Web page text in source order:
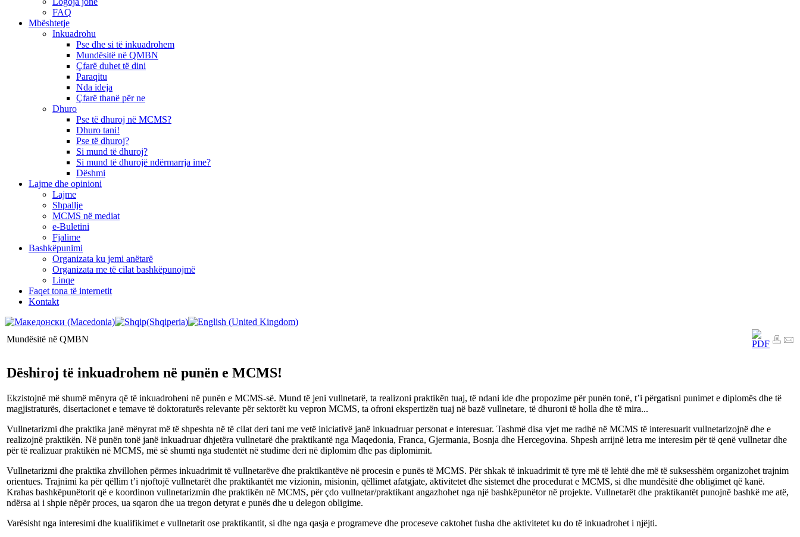
FAQ
Mbështetje
Inkuadrohu
Pse dhe si të inkuadrohem
Mundësitë në QMBN
Çfarë duhet të dini
Paraqitu
Nda ideja
Çfarë thanë për ne
Dhuro
Pse të dhuroj në MCMS?
Dhuro tani!
Pse të dhuroj?
Si mund të dhuroj?
Si mund të dhurojë ndërmarrja ime?
Dëshmi
Lajme dhe opinioni
Lajme
Shpallje
MCMS në mediat
e-Buletini
Fjalime
Bashkëpunimi
Organizata ku jemi anëtarë
Organizata me të cilat bashkëpunojmë
Linqe
Faqet tona të internetit
Kontakt
Mundësitë në QMBN
Dëshiroj të inkuadrohem në punën e MCMS!
Ekzistojnë më shumë mënyra që të inkuadroheni në punën e MCMS-së. Mund të jeni vullnetarë, ta realizoni praktikën tuaj, të ndani ide dhe propozime për punën tonë, t’i përgatisni punimet e diplomës dhe të
magjistraturës, disertacionet e temave të doktoraturës relevante për sektorët ku vepron MCMS, ta ofroni ekspertizën tuaj në bazë vullnetare, të dhuroni të holla dhe të mira...
Vullnetarizmi dhe praktika janë mënyrat më të shpeshta në të cilat deri tani me vetë iniciativë janë inkuadruar personat e interesuar. Tashmë disa vjet me radhë në MCMS të interesuarit vullnetarizojnë dhe e
realizojnë praktikën. Në punën tonë janë inkuadruar dhjetëra vullnetarë dhe praktikantë nga Maqedonia, Franca, Gjermania, Bosnja dhe Hercegovina. Shpesh arrijnë letra me interesim për të qenë vullnetar dhe
për të realizuar praktikën në MCMS, më së shumti nga studentët në studime deri në diplomim dhe pas diplomimit.
Vullnetarizmi dhe praktika zhvillohen përmes inkuadrimit të vullnetarëve dhe praktikantëve në procesin e punës të MCMS. Për shkak të inkuadrimit të tyre më të lehtë dhe më të suksesshëm organizohet trajnim
orientues. Trajnimi ka për qëllim t’i njoftojë vullnetarët dhe praktikantët me vizionin, misionin, qëllimet afatgjate, aktivitetet dhe sistemet dhe procedurat e MCMS, si dhe mundësitë dhe obligimet që kanë.
Krahas bashkëpunëtorit që e koordinon vullnetarizmin dhe praktikën në MCMS, për çdo vullnetar/praktikant angazhohet nga një bashkëpunëtor në projekte. Vullnetarët dhe praktikantët punojnë bashkë me atë,
ndërsa ai i shpie nëpër proces, ua sqaron dhe ua tregon detyrat e punës dhe u delegon obligime.
Varësisht nga interesimi dhe kualifikimet e vullnetarit ose praktikantit, si dhe nga qasja e programeve dhe proceseve caktohet fusha dhe aktivitetet ku do të inkuadrohet i njëjti.